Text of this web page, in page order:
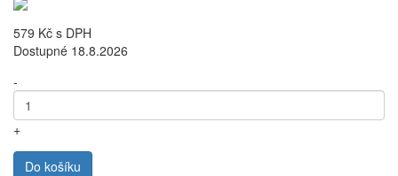
579 Kč s DPH
Dostupné 18.8.2026
-
+
Do košíku